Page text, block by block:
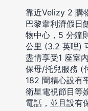
靠近Velizy 2 購
巴黎韋利濟假日
物中心，5 分鐘
公里 (3.2 英哩)
盡情享受1 座室
保母/托兒服務 (
182 間精心設有
衛星電視節目等
電話，並且設有